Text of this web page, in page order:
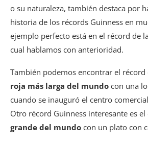
o su naturaleza, también destaca por
historia de los récords Guinness en
ejemplo perfecto está en el récord de
cual hablamos con anterioridad.
También podemos encontrar el récord
roja más larga del mundo con una
cuando se inauguró el centro
Otro récord Guinness interesante es el
grande del mundo con un plato con